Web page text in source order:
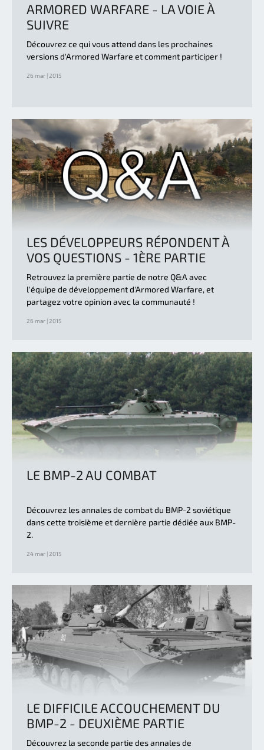
ARMORED WARFARE - LA VOIE À
SUIVRE
Découvrez ce qui vous attend dans les prochaines
versions d'Armored Warfare et comment participer !
26 mar | 2015
LES DÉVELOPPEURS RÉPONDENT À
VOS QUESTIONS - 1ÈRE PARTIE
Retrouvez la première partie de notre Q&A avec
l'équipe de développement d'Armored Warfare, et
partagez votre opinion avec la communauté !
26 mar | 2015
LE BMP-2 AU COMBAT
Découvrez les annales de combat du BMP-2 soviétique
dans cette troisième et dernière partie dédiée aux BMP-
2.
24 mar | 2015
LE DIFFICILE ACCOUCHEMENT DU
BMP-2 - DEUXIÈME PARTIE
Découvrez la seconde partie des annales de